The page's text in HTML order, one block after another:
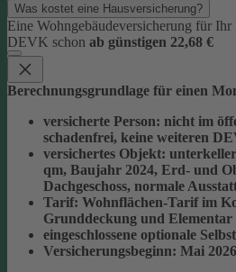
Was kostet eine Hausversicherung?
Eine Wohngebäudeversicherung für
DEVK schon ab günstigen 22,68 €
Berechnungsgrundlage für einen
versicherte Person: nicht im
schadenfrei, keine weiteren
versichertes Objekt:
qm, Baujahr 2024, Erd- und
Dachgeschoss, normale
Tarif: Wohnflächen-Tarif im
Grunddeckung und Elementar
eingeschlossene optionale
Versicherungsbeginn: Mai 2026